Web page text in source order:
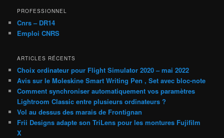
PROFESSIONNEL
Cnrs – DR14
Emploi CNRS
ARTICLES RÉCENTS
Choix ordinateur pour Flight Simulator 2020 – mai 2022
Avis sur le Moleskine Smart Writing Pen , Set avec bloc-note
Comment synchroniser automatiquement vos paramètres
Lightroom Classic entre plusieurs ordinateurs ?
Vol au dessus des marais de Frontignan
Frii Designs adapte son TriLens pour les montures Fujifilm
X